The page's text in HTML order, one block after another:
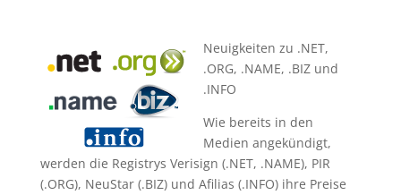
Neuigkeiten zu .NET,
.ORG, .NAME, .BIZ und
.INFO
Wie bereits in den
Medien angekündigt,
werden die Registrys Verisign (.NET, .NAME), PIR
(.ORG), NeuStar (.BIZ) und Afilias (.INFO) ihre Preise